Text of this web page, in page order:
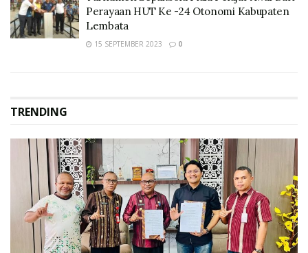
Perayaan HUT Ke -24 Otonomi Kabupaten
Lembata
15 SEPTEMBER 2023 0
TRENDING